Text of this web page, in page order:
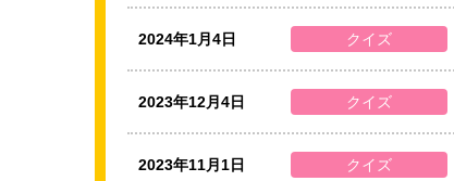
2024年1月4日 クイズ
2023年12月4日 クイズ
2023年11月1日 クイズ